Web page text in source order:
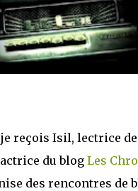
C'est cela...
je reçois Isil, lectrice de
du blog Les
des rencontres de